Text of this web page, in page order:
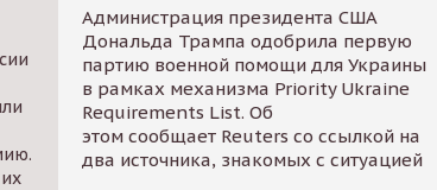
Администрация президента США
Дональда Трампа одобрила первую
партию военной помощи для Украины
в рамках механизма Priority Ukraine
Requirements List. Об
этом сообщает Reuters со ссылкой на
два источника, знакомых с ситуацией